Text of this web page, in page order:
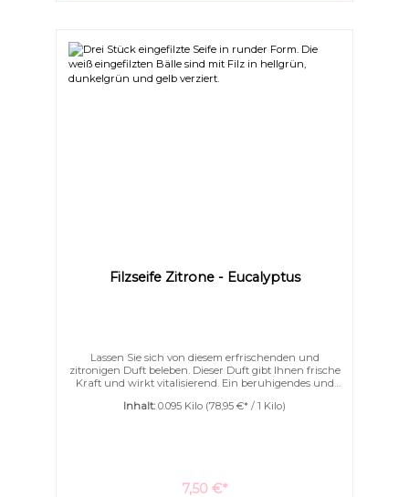
Filzseife Zitrone - Eucalyptus
Lassen Sie sich von diesem erfrischenden und
zitronigen Duft beleben. Dieser Duft gibt Ihnen frische
Kraft und wirkt vitalisierend. Ein beruhigendes und
Naturseife wunderschön eingefilzt. Die Filzseife
Inhalt: 0.095 Kilo (78,95 €* / 1 Kilo)
7,50 €*
Animationen stoppen
Überschriften
hervorheben